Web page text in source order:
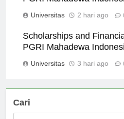
Universitas 2 hari ago
Scholarships and
PGRI Mahadewa
Universitas 3 hari ago
Cari